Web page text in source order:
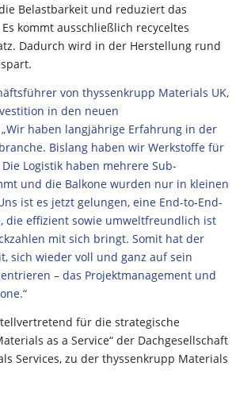
Belastbarkeit und reduziert das
kommt ausschließlich recyceltes
Dadurch wird in der Herstellung rund
von thyssenkrupp Materials UK,
in den neuen
haben langjährige Erfahrung in der
Bislang haben wir Werkstoffe für
Logistik haben mehrere Sub-
und die Balkone wurden nur in kleinen
ist es jetzt gelungen, eine End-to-End-
die effizient sowie umweltfreundlich ist
mit sich bringt. Somit hat der
sich wieder voll und ganz auf sein
– das Projektmanagement und
für die strategische
as a Service“ der Dachgesellschaft
Services, zu der thyssenkrupp Materials